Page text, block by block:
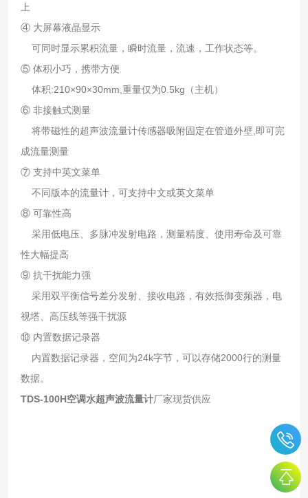
上
④ 大屏幕液晶显示
可同时显示累积流量，瞬时流量，流速，工作状态等。
⑤ 体积小巧，携带方便
体积:210×90×30mm,重量仅为0.5kg（主机）
⑥ 非接触式测量
将带磁性的超声波流量计传感器吸附固定在管道外壁,即可完
成流量测量
⑦ 支持中英文菜单
不同版本的流量计，可支持中文或英文菜单
⑧ 可靠性高
采用低电压、多脉冲发射电路，测量精度、使用寿命及可靠
性大幅提高
⑨ 抗干扰能力强
采用双平衡信号差分发射、接收电路，有效抵御变频器，电
视塔、高压线等强干扰源
⑩ 内置数据记录器
内置数据记录器，空间为24k字节，可以存储2000行的测量
数据。
TDS-100H空调水超声波流量计厂家现货供应